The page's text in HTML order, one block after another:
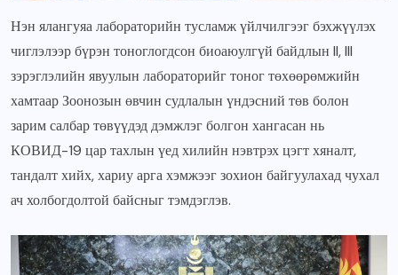
Нэн ялангуяа лабораторийн тусламж үйлчилгээг бэхжүүлэх
чиглэлээр бүрэн тоноглогдсон биоаюулгүй байдлын II, III
зэрэглэлийн явуулын лабораторийг тоног төхөөрөмжийн
хамтаар Зоонозын өвчин судлалын үндэсний төв болон
зарим салбар төвүүдэд дэмжлэг болгон хангасан нь
КОВИД-19 цар тахлын үед хилийн нэвтрэх цэгт хяналт,
тандалт хийх, хариу арга хэмжээг зохион байгуулахад чухал
ач холбогдолтой байсныг тэмдэглэв.